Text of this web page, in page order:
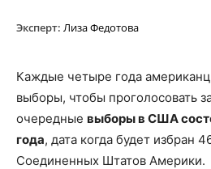
Эксперт: Лиза Федотова
Каждые четыре года
выборы, чтобы проголосовать
очередные выборы в США
года, дата когда будет избран
Соединенных Штатов Америки.